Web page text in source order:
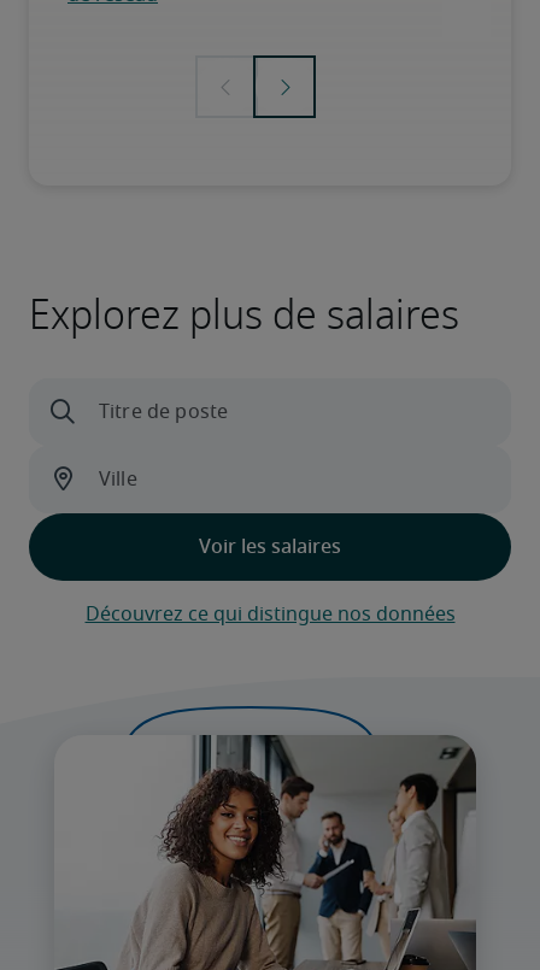
Explorez plus de salaires
Découvrez ce qui distingue nos données